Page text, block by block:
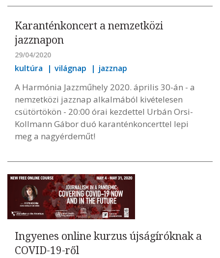
Karanténkoncert a nemzetközi
jazznapon
29/04/2020
kultúra világnap jazznap
A Harmónia Jazzműhely 2020. április 30-án - a
nemzetközi jazznap alkalmából kivételesen
csütörtökön - 20:00 órai kezdettel Urbán Orsi-
Kollmann Gábor duó karanténkoncerttel lepi
meg a nagyérdeműt!
Ingyenes online kurzus újságíróknak a
COVID-19-ről